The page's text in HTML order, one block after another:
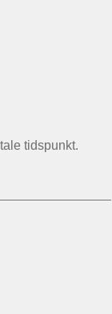
tidspunkt.